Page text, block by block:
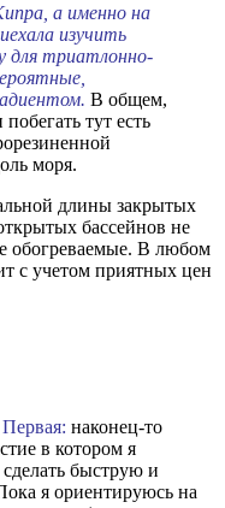
а именно на
изучить
для триатлонно-
В общем,
тут есть
моря.
длины закрытых
бассейнов не
обогреваемые. В любом
с учетом приятных цен
наконец-то
в котором я
сделать быструю и
я ориентируюсь на